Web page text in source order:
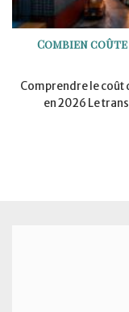
Combien
Comprendre le coût
en 2026 Le